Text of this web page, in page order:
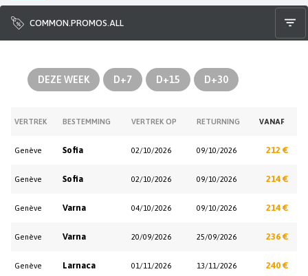
COMMON.PROMOS.ALL
DEZE WEEK D+7 D+15 D+30
VERTREK BESTEMMING VERTREK OP RETURNING VANAF
Genève Sofia 02/10/2026 09/10/2026 212 €
Genève Sofia 02/10/2026 09/10/2026 214 €
Genève Varna 04/10/2026 09/10/2026 214 €
Genève Varna 20/09/2026 25/09/2026 236 €
Genève Larnaca 01/11/2026 13/11/2026 240 €